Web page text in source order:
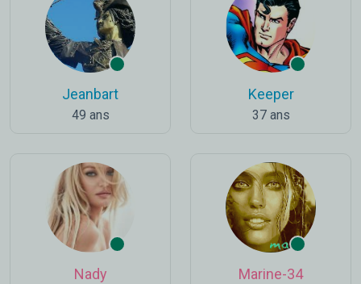
Jeanbart
49 ans
Keeper
37 ans
Nady Marine-34